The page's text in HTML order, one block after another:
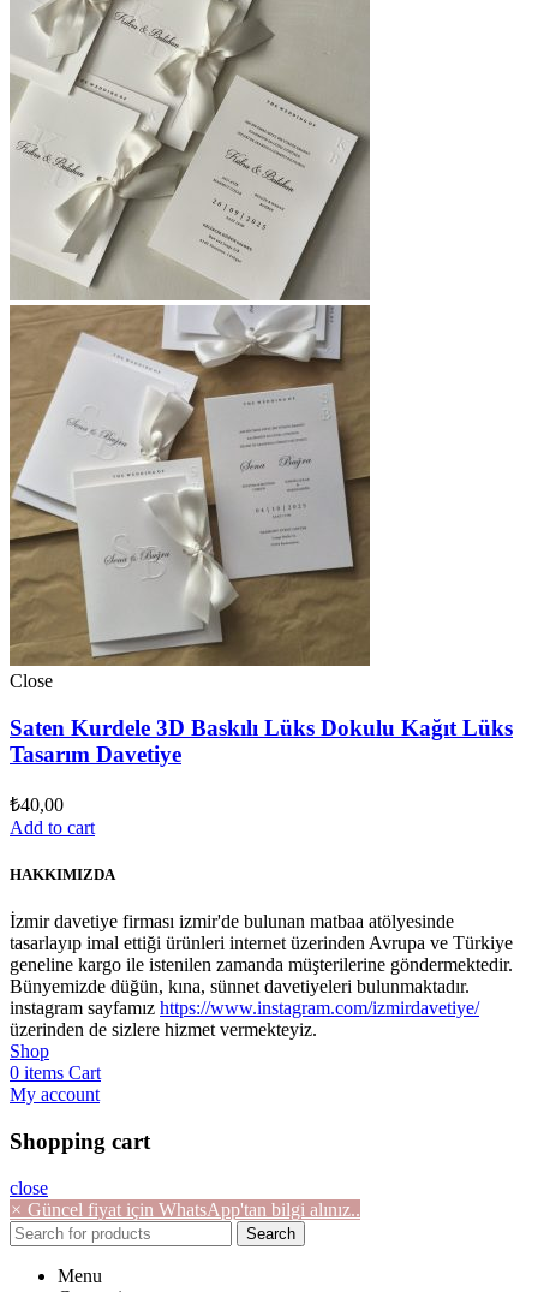
Close
Saten Kurdele 3D Baskılı Lüks Dokulu Kağıt Lüks
Tasarım Davetiye
₺40,00
Add to cart
HAKKIMIZDA
İzmir davetiye firması izmir'de bulunan matbaa atölyesinde
tasarlayıp imal ettiği ürünleri internet üzerinden Avrupa ve Türkiye
geneline kargo ile istenilen zamanda müşterilerine göndermektedir.
Bünyemizde düğün, kına, sünnet davetiyeleri bulunmaktadır.
instagram sayfamız https://www.instagram.com/izmirdavetiye/
üzerinden de sizlere hizmet vermekteyiz.
Shop
0 items Cart
My account
Shopping cart
close
× Güncel fiyat için WhatsApp'tan bilgi alınız..
Search
Menu